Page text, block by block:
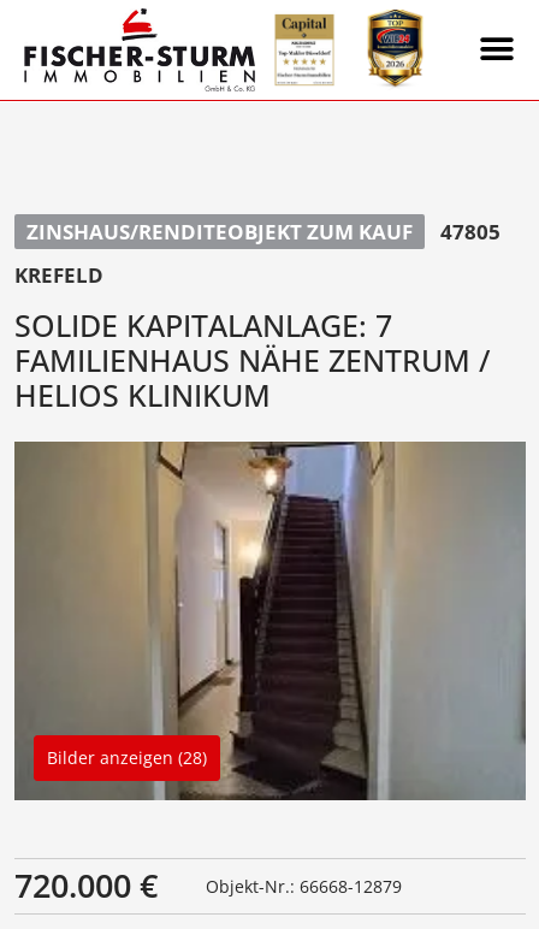
ZINSHAUS/RENDITEOBJEKT ZUM KAUF
47805
KREFELD
SOLIDE KAPITALANLAGE: 7
FAMILIENHAUS NÄHE ZENTRUM /
HELIOS KLINIKUM
Bilder anzeigen (28)
720.000 € Objekt-Nr.: 66668-12879